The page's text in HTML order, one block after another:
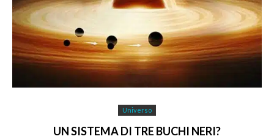
Universo
UN SISTEMA DI TRE BUCHI NERI?